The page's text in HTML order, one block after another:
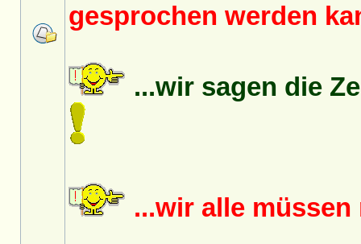
gesprochen werden
...wir sagen die
...wir alle